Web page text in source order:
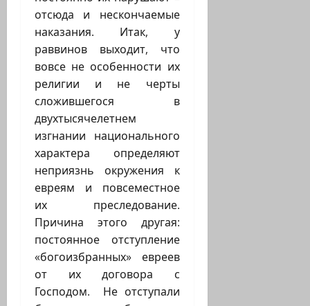
отсюда и нескончаемые
наказания. Итак, у
раввинов выходит, что
вовсе не особенности их
религии и не черты
сложившегося в
двухтысячелетнем
изгнании национального
характера определяют
неприязнь окружения к
евреям и повсеместное
их преследование.
Причина этого другая:
постоянное отступление
«богоизбранных» евреев
от их договора с
Господом. Не отступали